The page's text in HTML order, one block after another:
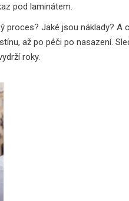
pod laminátem.
Jaké jsou náklady? A
až po péči po nasazení.
roky.